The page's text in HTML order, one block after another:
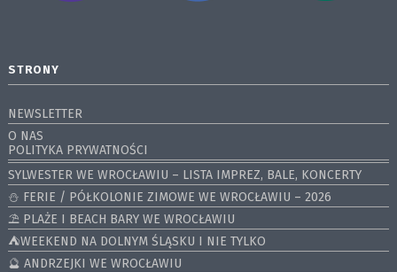
STRONY
NEWSLETTER
O NAS
POLITYKA PRYWATNOŚCI
SYLWESTER WE WROCŁAWIU – LISTA IMPREZ, BALE, KONCERTY
⛄️ FERIE / PÓŁKOLONIE ZIMOWE WE WROCŁAWIU – 2026
⛱️ PLAŻE I BEACH BARY WE WROCŁAWIU
⛺️WEEKEND NA DOLNYM ŚLĄSKU I NIE TYLKO
🔮 ANDRZEJKI WE WROCŁAWIU